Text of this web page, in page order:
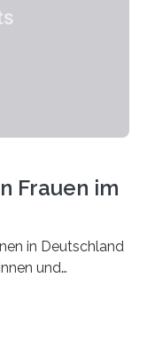
Frauen im
in Deutschland
und